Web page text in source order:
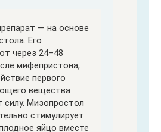
— на основе
Его
через 24–48
мифепристона,
первого
вещества
силу. Мизопростол
стимулирует
яйцо вместе